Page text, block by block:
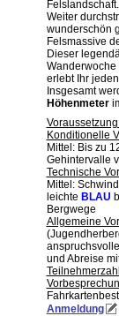
Felslandschaft.
Weiter
wunderschön
Felsmassive
Dieser
erlebt Ihr
Insgesamt
Höhenmeter
Konditionelle
Mittel: Bis zu
Gehintervalle
Technische
Mittel:
leichte BLAU
Bergwege
Allgemeine
und Abreise
Anmeldung